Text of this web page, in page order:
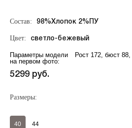
Состав: 98%Хлопок 2%ПУ
Цвет: светло-бежевый
Параметры модели
на первом фото:
Рост 172, бюст
5299 руб.
Размеры:
40 44